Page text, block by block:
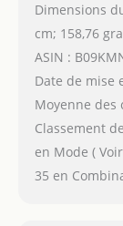
Dimensions
cm; 158,76
ASIN :
Date de mise
Moyenne des
Classement
en Mode (
35 en